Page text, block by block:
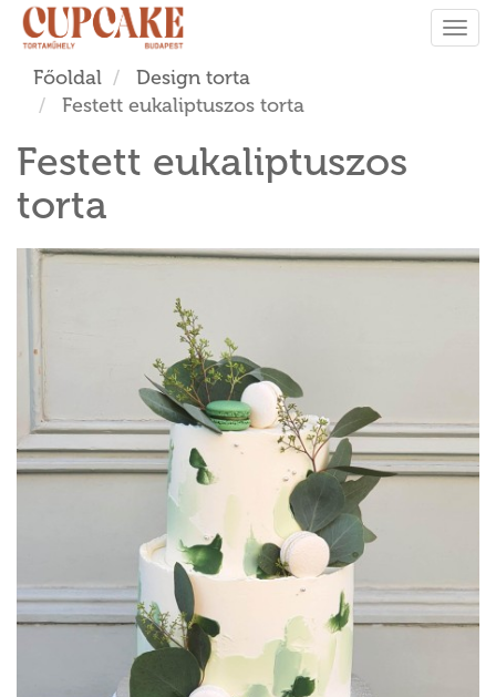
Főoldal
Design torta
Festett eukaliptuszos torta
Festett eukaliptuszos
torta